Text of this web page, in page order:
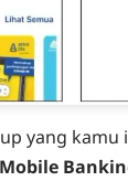
yang kamu
Mobile